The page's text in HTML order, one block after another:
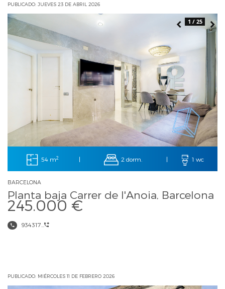
PUBLICADO: JUEVES 23 DE ABRIL 2026
1 / 25
54 m2 | 2 dorm. | 1 wc
BARCELONA
Planta baja Carrer de l'Anoia, Barcelona
245.000 €
934317...
PUBLICADO: MIÉRCOLES 11 DE FEBRERO 2026